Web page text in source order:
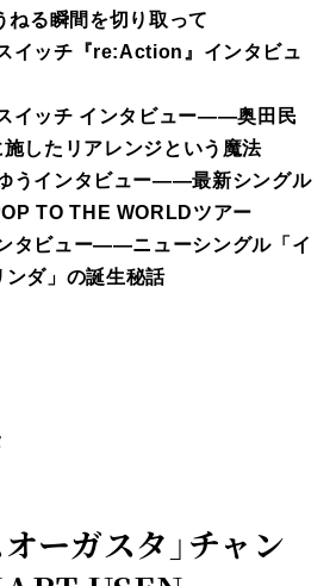
ねる瞬間を切り取って
イッチ『re:Action』インタビュ
イッチ インタビュー――奥田民
したリアレンジという魔法
うインタビュー――最新シングル
TO THE WORLDツアー
タビュー――ニューシングル「イ
ダ」の誕生秘話
オーガスタ」チャン